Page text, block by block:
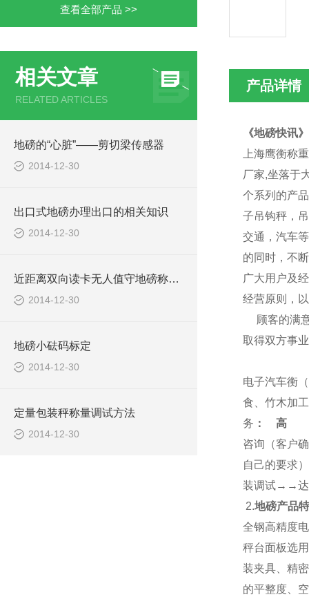
查看全部产品 >>
相关文章
RELATED ARTICLES
地磅的“心脏”——剪切梁传感器
2014-12-30
出口式地磅办理出口的相关知识
2014-12-30
近距离双向读卡无人值守地磅称重系统报价清单
2014-12-30
地磅小砝码标定
2014-12-30
定量包装秤称量调试方法
2014-12-30
产品详情
《地磅快讯
上海鹰衡称
厂家,坐落于
个系列的产
子吊钩秤，
交通，汽车
的同时，不
广大用户及
经营原则，
顾客的满
取得双方事
电子汽车衡
食、竹木加
务 ：
高
咨询（客户
自己的要求
装调试→→达
2.地磅产品
全钢高精度
秤台面板选
装夹具、精
的平整度、